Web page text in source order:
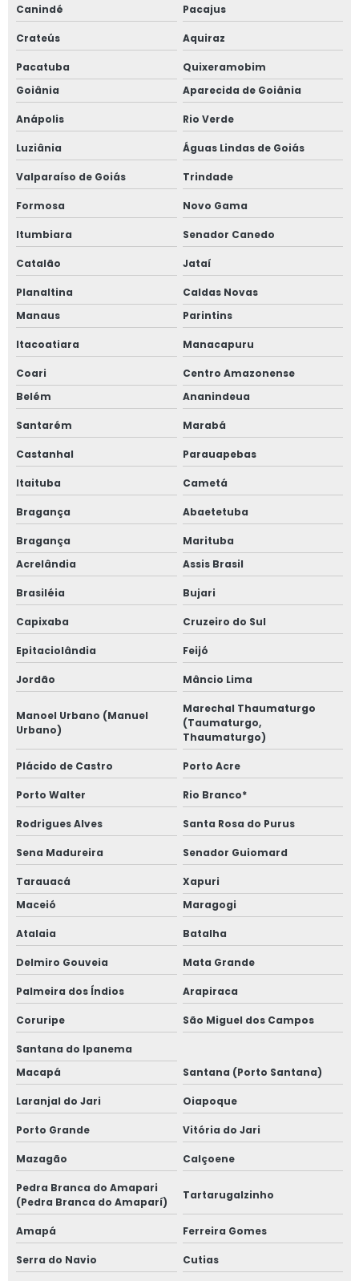
Canindé Pacajus
Crateús Aquiraz
Pacatuba
Quixeramobim
Goiânia
Aparecida de Goiânia
Anápolis Rio Verde
Luziânia Águas Lindas de Goiás
Valparaíso de Goiás Trindade
Formosa Novo Gama
Itumbiara Senador Canedo
Catalão Jataí
Planaltina
Caldas Novas
Manaus
Parintins
Itacoatiara Manacapuru
Coari
Centro Amazonense
Belém
Ananindeua
Santarém Marabá
Castanhal Parauapebas
Itaituba Cametá
Bragança Abaetetuba
Bragança
Marituba
Acrelândia
Assis Brasil
Brasiléia Bujari
Capixaba Cruzeiro do Sul
Epitaciolândia Feijó
Jordão Mâncio Lima
Manoel Urbano (Manuel
Urbano)
Marechal Thaumaturgo
(Taumaturgo,
Thaumaturgo)
Plácido de Castro Porto Acre
Porto Walter Rio Branco*
Rodrigues Alves Santa Rosa do Purus
Sena Madureira Senador Guiomard
Tarauacá
Xapuri
Maceió
Maragogi
Atalaia Batalha
Delmiro Gouveia Mata Grande
Palmeira dos Índios Arapiraca
Coruripe São Miguel dos Campos
Santana do Ipanema
Macapá
Santana (Porto Santana)
Laranjal do Jari Oiapoque
Porto Grande Vitória do Jari
Mazagão Calçoene
Pedra Branca do Amapari
(Pedra Branca do Amaparí)
Tartarugalzinho
Amapá Ferreira Gomes
Serra do Navio Cutias